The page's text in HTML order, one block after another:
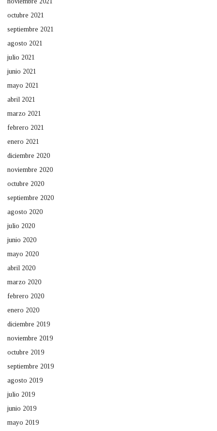
octubre 2021
septiembre 2021
agosto 2021
julio 2021
junio 2021
mayo 2021
abril 2021
marzo 2021
febrero 2021
enero 2021
diciembre 2020
noviembre 2020
octubre 2020
septiembre 2020
agosto 2020
julio 2020
junio 2020
mayo 2020
abril 2020
marzo 2020
febrero 2020
enero 2020
diciembre 2019
noviembre 2019
octubre 2019
septiembre 2019
agosto 2019
julio 2019
junio 2019
mayo 2019